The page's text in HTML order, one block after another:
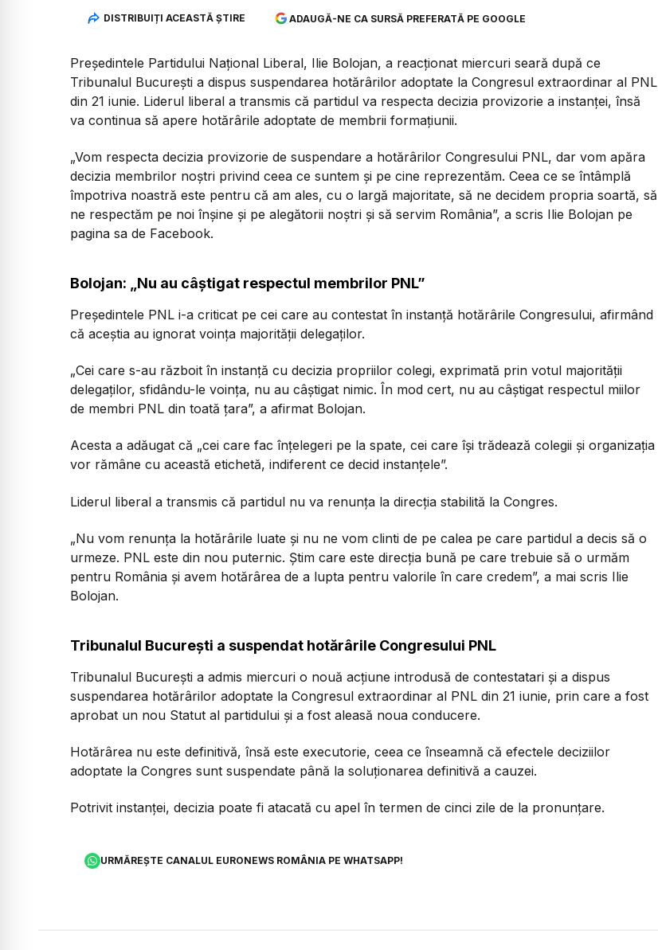
DISTRIBUIȚI ACEASTĂ ȘTIRE ADAUGĂ-NE CA SURSĂ PREFERATĂ PE GOOGLE
Președintele Partidului Național Liberal, Ilie Bolojan, a reacționat miercuri seară după ce
Tribunalul București a dispus suspendarea hotărârilor adoptate la Congresul extraordinar al PNL
din 21 iunie. Liderul liberal a transmis că partidul va respecta decizia provizorie a instanței, însă
va continua să apere hotărârile adoptate de membrii formațiunii.
„Vom respecta decizia provizorie de suspendare a hotărârilor Congresului PNL, dar vom apăra
decizia membrilor noștri privind ceea ce suntem și pe cine reprezentăm. Ceea ce se întâmplă
împotriva noastră este pentru că am ales, cu o largă majoritate, să ne decidem propria soartă, să
ne respectăm pe noi înșine și pe alegătorii noștri și să servim România”, a scris Ilie Bolojan pe
pagina sa de Facebook.
Bolojan: „Nu au câștigat respectul membrilor PNL”
Președintele PNL i-a criticat pe cei care au contestat în instanță hotărârile Congresului, afirmând
că aceștia au ignorat voința majorității delegaților.
„Cei care s-au războit în instanță cu decizia propriilor colegi, exprimată prin votul majorității
delegaților, sfidându-le voința, nu au câștigat nimic. În mod cert, nu au câștigat respectul miilor
de membri PNL din toată țara”, a afirmat Bolojan.
Acesta a adăugat că „cei care fac înțelegeri pe la spate, cei care își trădează colegii și organizația
vor rămâne cu această etichetă, indiferent ce decid instanțele”.
Liderul liberal a transmis că partidul nu va renunța la direcția stabilită la Congres.
„Nu vom renunța la hotărârile luate și nu ne vom clinti de pe calea pe care partidul a decis să o
urmeze. PNL este din nou puternic. Știm care este direcția bună pe care trebuie să o urmăm
pentru România și avem hotărârea de a lupta pentru valorile în care credem”, a mai scris Ilie
Bolojan.
Tribunalul București a suspendat hotărârile Congresului PNL
Tribunalul București a admis miercuri o nouă acțiune introdusă de contestatari și a dispus
suspendarea hotărârilor adoptate la Congresul extraordinar al PNL din 21 iunie, prin care a fost
aprobat un nou Statut al partidului și a fost aleasă noua conducere.
Hotărârea nu este definitivă, însă este executorie, ceea ce înseamnă că efectele deciziilor
adoptate la Congres sunt suspendate până la soluționarea definitivă a cauzei.
Potrivit instanței, decizia poate fi atacată cu apel în termen de cinci zile de la pronunțare.
URMĂREȘTE CANALUL EURONEWS ROMÂNIA PE WHATSAPP!